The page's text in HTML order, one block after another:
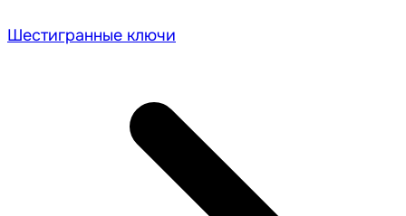
Шестигранные ключи